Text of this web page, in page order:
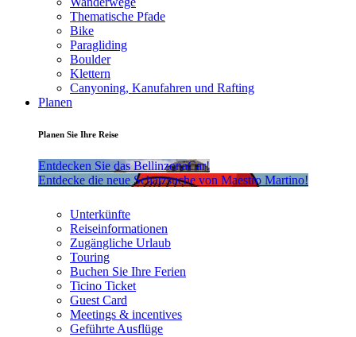
Thematische Pfade
Bike
Paragliding
Boulder
Klettern
Canyoning, Kanufahren und Rafting
Planen
Planen Sie Ihre Reise
Entdecken Sie das BellinzonaCar!
Entdecke die neue Schatzsuche von Maestro Martino!
Unterkünfte
Reiseinformationen
Zugängliche Urlaub
Touring
Buchen Sie Ihre Ferien
Ticino Ticket
Guest Card
Meetings & incentives
Geführte Ausflüge